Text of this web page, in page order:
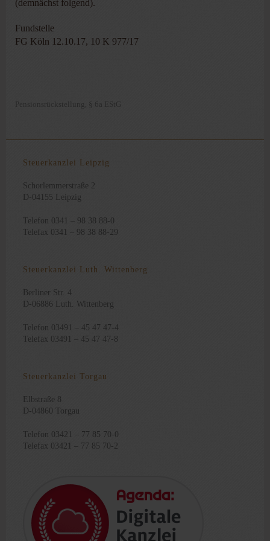
(demnächst folgend).
Fundstelle
FG Köln 12.10.17, 10 K 977/17
Pensionsrückstellung § 6a EStG
Steuerkanzlei Leipzig
Schorlemmerstraße 2
D-04155 Leipzig
Telefon 0341 – 98 38 88-0
Telefax 0341 – 98 38 88-29
Steuerkanzlei Luth. Wittenberg
Berliner Str. 4
D-06886 Luth. Wittenberg
Telefon 03491 – 45 47 47-4
Telefax 03491 – 45 47 47-8
Steuerkanzlei Torgau
Elbstraße 8
D-04860 Torgau
Telefon 03421 – 77 85 70-0
Telefax 03421 – 77 85 70-2